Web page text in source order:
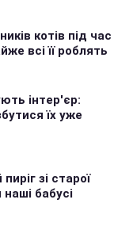
котів під час
всі її роблять
інтер'єр:
їх уже
зі старої
наші бабусі